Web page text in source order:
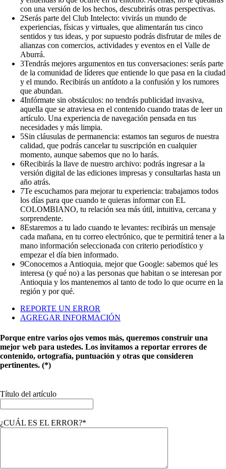
con una versión de los hechos, descubrirás otras perspectivas.
2Serás parte del Club Intelecto: vivirás un mundo de
experiencias, físicas y virtuales, que alimentarán tus cinco
sentidos y tus ideas, y por supuesto podrás disfrutar de miles de
alianzas con comercios, actividades y eventos en el Valle de
Aburrá.
3Tendrás mejores argumentos en tus conversaciones: serás parte
de la comunidad de líderes que entiende lo que pasa en la ciudad
y el mundo. Recibirás un antídoto a la confusión y los rumores
que abundan.
4Infórmate sin obstáculos: no tendrás publicidad invasiva,
aquella que se atraviesa en el contenido cuando tratas de leer un
artículo. Una experiencia de navegación pensada en tus
necesidades y más limpia.
5Sin cláusulas de permanencia: estamos tan seguros de nuestra
calidad, que podrás cancelar tu suscripción en cualquier
momento, aunque sabemos que no lo harás.
6Recibirás la llave de nuestro archivo: podrás ingresar a la
versión digital de las ediciones impresas y consultarlas hasta un
año atrás.
7Te escuchamos para mejorar tu experiencia: trabajamos todos
los días para que cuando te quieras informar con EL
COLOMBIANO, tu relación sea más útil, intuitiva, cercana y
sorprendente.
8Estaremos a tu lado cuando te levantes: recibirás un mensaje
cada mañana, en tu correo electrónico, que te permitirá tener a la
mano información seleccionada con criterio periodístico y
empezar el día bien informado.
9Conocemos a Antioquia, mejor que Google: sabemos qué les
interesa (y qué no) a las personas que habitan o se interesan por
Antioquia y los mantenemos al tanto de todo lo que ocurre en la
región y por qué.
REPORTE UN ERROR
AGREGAR INFORMACIÓN
Porque entre varios ojos vemos más, queremos construir una
mejor web para ustedes. Los invitamos a reportar errores de
contenido, ortografía, puntuación y otras que consideren
pertinentes. (*)
Título del artículo
¿CUÁL ES EL ERROR?*